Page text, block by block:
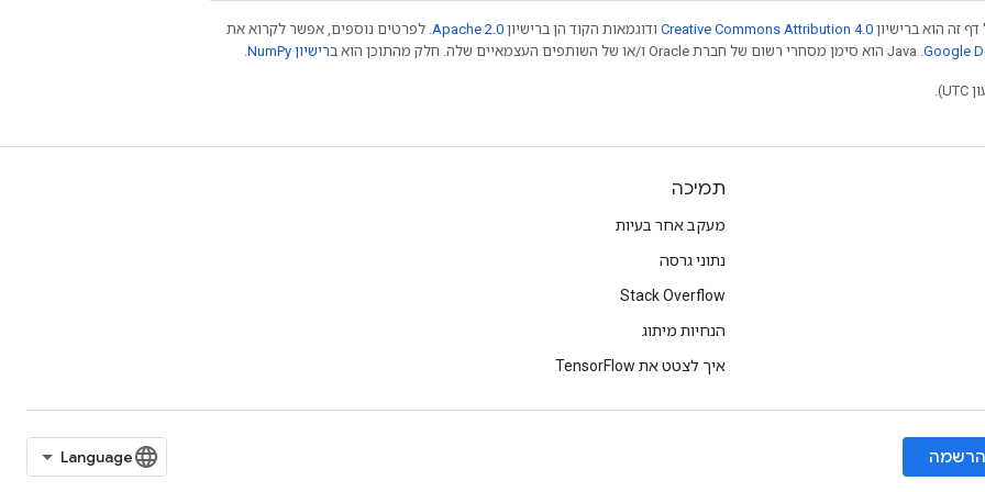
זה הוא ברישיון Creative Commons Attribution 4.0 ודוגמאות הקוד הן ברישיון Apache 2.0 . לפרטים נוספים, אפשר לקרוא את
רישיון NumPy‏
תמיכה
מעקב אחר בעיות
נתוני גרסה
Stack Overflow
הנחיות מיתוג
איך לצטט את TensorFlow
הרשמה